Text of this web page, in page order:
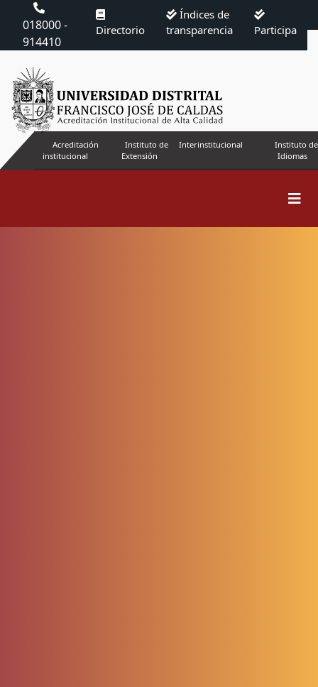
018000 -
914410
Directorio
Índices de
transparencia
Participa
Acreditación
institucional
Instituto de
Extensión
Interinstitucional
Instituto de
Idiomas